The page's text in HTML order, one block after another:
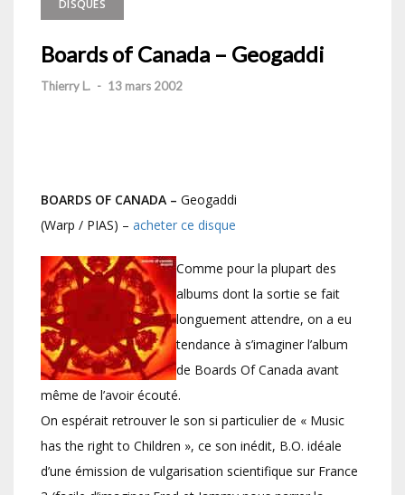
DISQUES
Boards of Canada – Geogaddi
Thierry L. - 13 mars 2002
BOARDS OF CANADA – Geogaddi
(Warp / PIAS) – acheter ce disque
Comme pour la plupart des
albums dont la sortie se fait
longuement attendre, on a eu
tendance à s’imaginer l’album
de Boards Of Canada avant
même de l’avoir écouté.
On espérait retrouver le son si particulier de « Music
has the right to Children », ce son inédit, B.O. idéale
d’une émission de vulgarisation scientifique sur France